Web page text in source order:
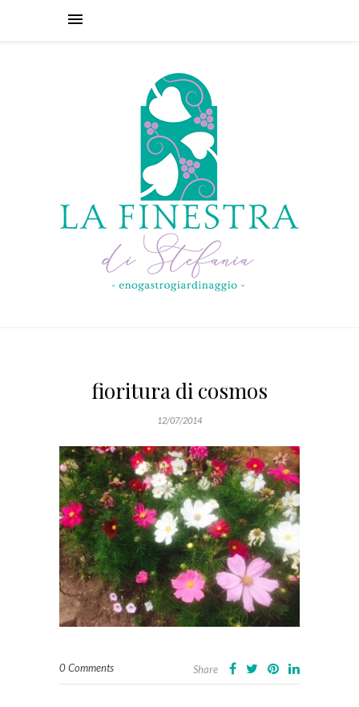
fioritura di cosmos
12/07/2014
0 Comments Share